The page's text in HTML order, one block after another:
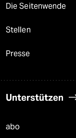
Die Seitenwende
Stellen
Presse
Unterstützen
abo